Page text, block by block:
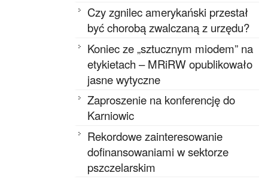
Czy zgnilec amerykański przestał
być chorobą zwalczaną z urzędu?
Koniec ze „sztucznym miodem” na
etykietach – MRiRW opublikowało
jasne wytyczne
Zaproszenie na konferencję do
Karniowic
Rekordowe zainteresowanie
dofinansowaniami w sektorze
pszczelarskim